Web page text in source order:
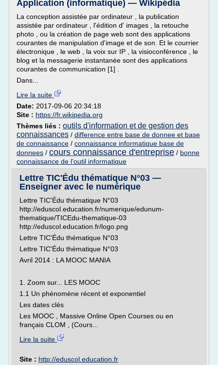
Application (informatique) — Wikipédia
La conception assistée par ordinateur , la publication
assistée par ordinateur , l'édition d' images , la retouche
photo , ou la création de page web sont des applications
courantes de manipulation d'image et de son. Et le courrier
électronique , le web , la voix sur IP , la visioconférence , le
blog et la messagerie instantanée sont des applications
courantes de communication [1] .
Dans...
Lire la suite
Date: 2017-09-06 20:34:18
Site : https://fr.wikipedia.org
Thèmes liés : outils d'information et de gestion des
connaissances / difference entre base de donnee et base
de connaissance / connaissance informatique base de
donnees / cours connaissance d'entreprise / bonne
connaissance de l'outil informatique
Lettre TIC'Édu thématique N°03 —
Enseigner avec le numérique
Lettre TIC'Édu thématique N°03
http://eduscol.education.fr/numerique/edunum-
thematique/TICEdu-thematique-03
http://eduscol.education.fr/logo.png
Lettre TIC'Édu thématique N°03
Lettre TIC'Édu thématique N°03
Avril 2014 : LA MOOC MANIA
1. Zoom sur... LES MOOC
1.1 Un phénomène récent et exponentiel
Les dates clés
Les MOOC , Massive Online Open Courses ou en
français CLOM , (Cours...
Lire la suite
Site : http://eduscol.education.fr